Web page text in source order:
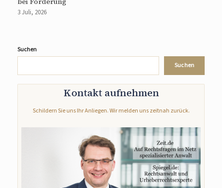
3 Juli, 2026
Suchen
Suchen
Kontakt aufnehmen
Schildern Sie uns Ihr Anliegen. Wir melden uns zeitnah zurück.